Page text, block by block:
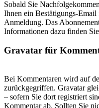
Sobald Sie
Ihnen ein Bestätigungs-
Anmeldung. Das
Informationen dazu finden
Gravatar für
Bei Kommentaren wird auf
zurückgegriffen. Gravatar
– sofern Sie dort registriert
Kommentar ab. Sollten Sie